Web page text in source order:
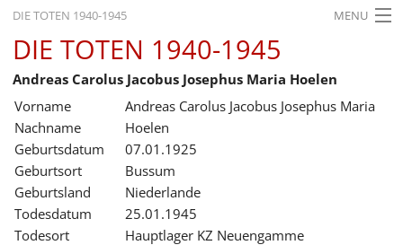
DIE TOTEN 1940-1945 MENU
STARTSEITE
AKTUELLES
AUSSTELLUNGEN
GESCHICHTE
BILDUNG
FORSCHUNG
DIE TOTEN 1940-1945
Andreas Carolus Jacobus Josephus Maria Hoelen
Vorname
Andreas Carolus Jacobus Josephus Maria
Nachname
Hoelen
Geburtsdatum
07.01.1925
Geburtsort
Bussum
Geburtsland
Niederlande
Todesdatum
25.01.1945
Todesort
Hauptlager KZ Neuengamme